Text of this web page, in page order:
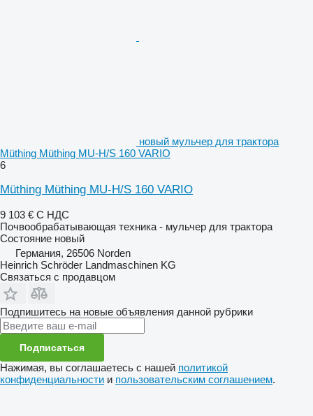
новый мульчер для трактора
Müthing Müthing MU-H/S 160 VARIO
6
Müthing Müthing MU-H/S 160 VARIO
9 103 € С НДС
Почвообрабатывающая техника - мульчер для трактора
Состояние новый
Германия, 26506 Norden
Heinrich Schröder Landmaschinen KG
Связаться с продавцом
Подпишитесь на новые объявления данной рубрики
Подписаться
Нажимая, вы соглашаетесь с нашей политикой
конфиденциальности и пользовательским соглашением.